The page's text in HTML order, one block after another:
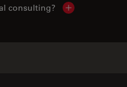
consulting? Show local